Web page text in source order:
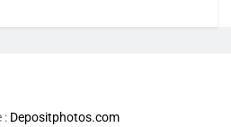
: Depositphotos.com